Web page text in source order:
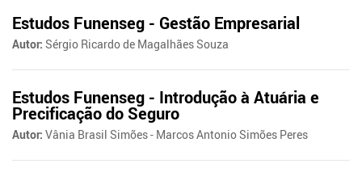
Estudos Funenseg - Gestão Empresarial
Autor: Sérgio Ricardo de Magalhães Souza
Estudos Funenseg - Introdução à Atuária e
Precificação do Seguro
Autor: Vânia Brasil Simões - Marcos Antonio Simões Peres